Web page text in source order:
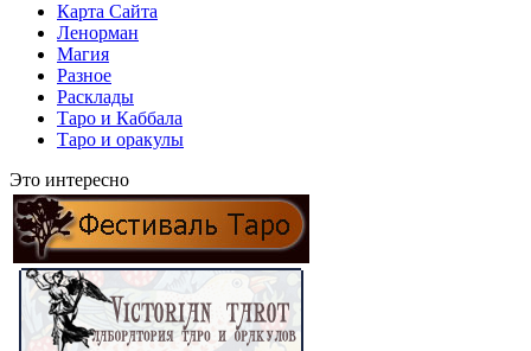
Карта Сайта
Ленорман
Магия
Разное
Расклады
Таро и Каббала
Таро и оракулы
Это интересно